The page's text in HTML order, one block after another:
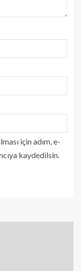
için adım, e-
kaydedilsin.